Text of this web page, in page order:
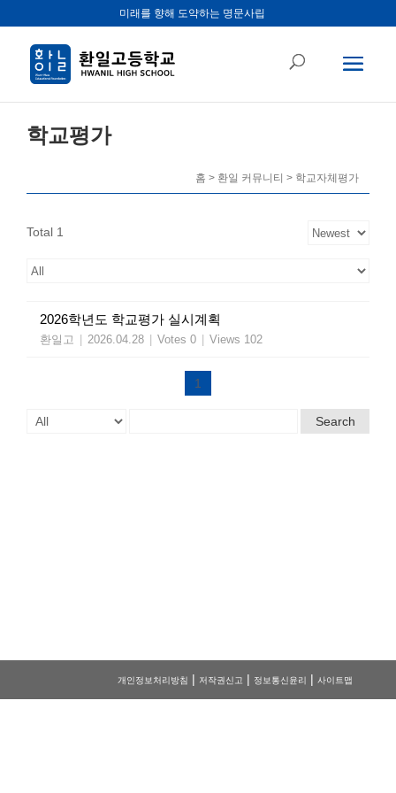
미래를 향해 도약하는 명문사립
학교평가
홈 > 환일 커뮤니티 > 학교자체평가
Total 1
2026학년도 학교평가 실시계획
환일고 2026.04.28 Votes 0 Views 102
1
Search
개인정보처리방침 | 저작권신고 | 정보통신윤리 | 사이트맵